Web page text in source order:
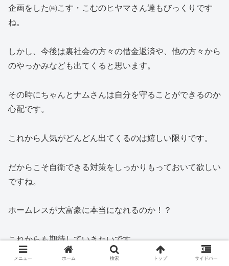
企画をした㈱こす・こむのヒヤマさん達もびっくりです
ね。
しかし、今後は裏社会の方々の借金返済や、他の方々から
のやっかみなども出てくると思います。
その時にちゃんとナムさんは自分を守ることができるのか
心配です。
これから人気がどんどん出てくるのは嬉しい限りです。
だからこそ自衛できる対策をしっかりもっておいて欲しい
ですね。
ホームレスが大富豪に本当になれるのか！？
これからも期待していきたいです。
メニュー ホーム 検索 トップ サイドバー